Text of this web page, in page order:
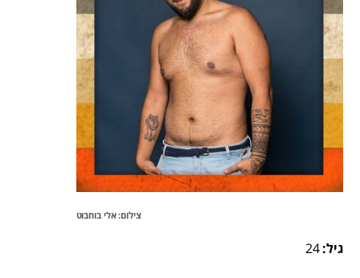
צילום: אלי בוחבוט
גיל:24